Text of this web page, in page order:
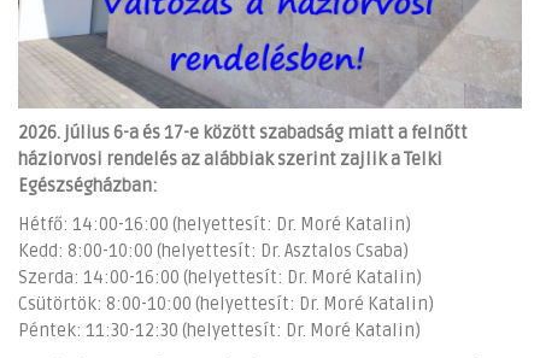
2026. július 6-a és 17-e között szabadság miatt a felnőtt
háziorvosi rendelés az alábbiak szerint zajlik a Telki
Egészségházban:
Hétfő: 14:00-16:00 (helyettesít: Dr. Moré Katalin)
Kedd: 8:00-10:00 (helyettesít: Dr. Asztalos Csaba)
Szerda: 14:00-16:00 (helyettesít: Dr. Moré Katalin)
Csütörtök: 8:00-10:00 (helyettesít: Dr. Moré Katalin)
Péntek: 11:30-12:30 (helyettesít: Dr. Moré Katalin)